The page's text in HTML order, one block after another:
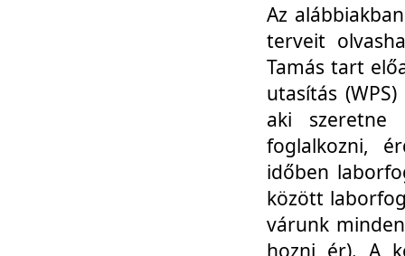
Az
terveit
Tamás tart
utasítás
aki szeretne
foglalkozni,
időben
között
várunk
hozni ér). A